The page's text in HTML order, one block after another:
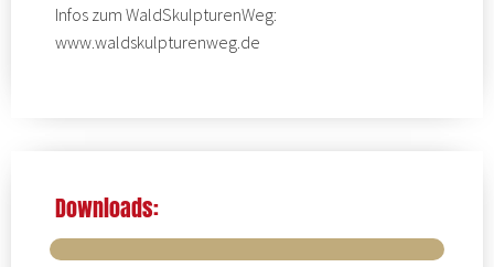
Infos zum WaldSkulpturenWeg:
www.waldskulpturenweg.de
Downloads: